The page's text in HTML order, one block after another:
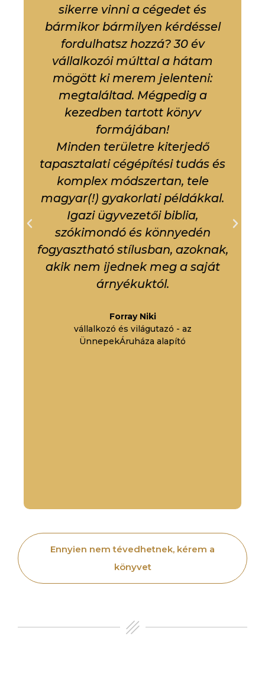
sikerre vinni a cégedet és
bármikor bármilyen kérdéssel
fordulhatsz hozzá? 30 év
vállalkozói múlttal a hátam
mögött ki merem jelenteni:
megtaláltad. Mégpedig a
kezedben tartott könyv
formájában!
Minden területre kiterjedő
tapasztalati cégépítési tudás és
komplex módszertan, tele
magyar(!) gyakorlati példákkal.
Igazi ügyvezetői biblia,
szókimondó és könnyedén
fogyasztható stílusban, azoknak,
akik nem ijednek meg a saját
árnyékuktól.
Forray Niki
vállalkozó és világutazó - az
ÜnnepekÁruháza alapító
Ennyien nem tévedhetnek, kérem a
könyvet